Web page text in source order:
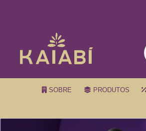
SOBRE PRODUTOS